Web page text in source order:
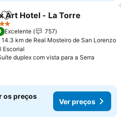
Adicionar aos favoritos
Art Hotel - La Torre
Excelente
757
14.3 km de Real Mosteiro de San Lorenzo
Escorial
duplex com vista para a Serra
os preços
Ver preços